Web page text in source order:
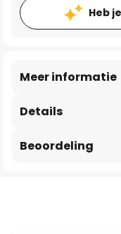
Heb
Details
Meer informatie
Beoordeling